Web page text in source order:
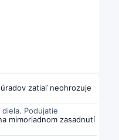
zatiaľ neohrozuje
mimoriadnom zasadnutí
Podujatie